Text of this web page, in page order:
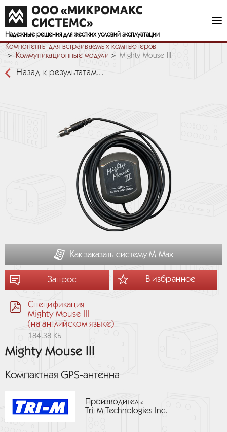
Надежные решения для жестких условий эксплуатации
Компоненты для встраиваемых компьютеров
Коммуникационные модули
Mighty Mouse III
Назад к результатам...
Как заказать систему М-Мах
Запрос В избранное
Спецификация
Mighty Mouse III
(на английском языке)
184.38 КБ
Mighty Mouse III
Компактная GPS-антенна
Производитель:
Tri-M Technologies Inc.